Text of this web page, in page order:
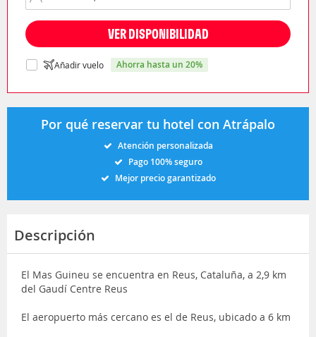
VER DISPONIBILIDAD
Añadir vuelo ahorra hasta un 20%
Por qué reservar tu hotel con Atrápalo
Atención personalizada
Pago 100% seguro
Mejor precio garantizado
Descripción
El Mas Guineu se encuentra en Reus, Cataluña, a 2,9 km
del Gaudí Centre Reus
El aeropuerto más cercano es el de Reus, ubicado a 6 km